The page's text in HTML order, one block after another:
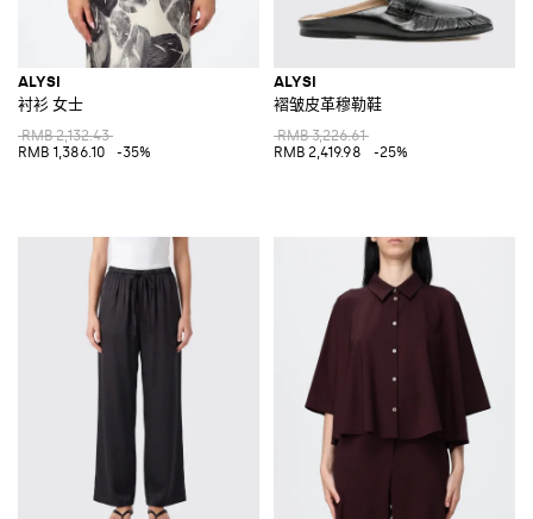
ALYSI
衬衫 女士
RMB 2,132.43
RMB 1,386.10
-35%
ALYSI
褶皱皮革穆勒鞋
RMB 3,226.61
RMB 2,419.98
-25%